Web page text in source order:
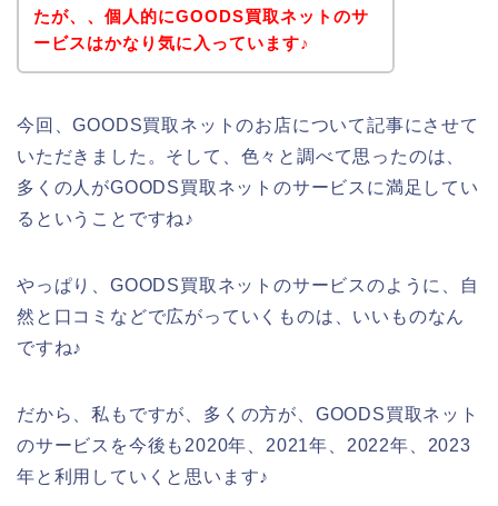
たが、、個人的にGOODS買取ネットのサ
ービスはかなり気に入っています♪
今回、GOODS買取ネットのお店について記事にさせて
いただきました。そして、色々と調べて思ったのは、
多くの人がGOODS買取ネットのサービスに満足してい
るということですね♪
やっぱり、GOODS買取ネットのサービスのように、自
然と口コミなどで広がっていくものは、いいものなん
ですね♪
だから、私もですが、多くの方が、GOODS買取ネット
のサービスを今後も2020年、2021年、2022年、2023
年と利用していくと思います♪